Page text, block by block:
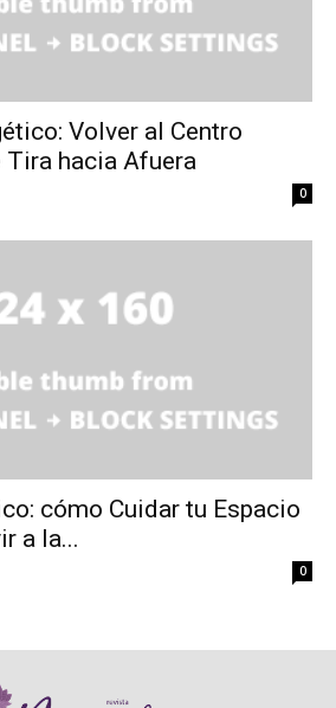
Volver al Centro
hacia Afuera
0
cómo Cuidar tu Espacio
a la...
0